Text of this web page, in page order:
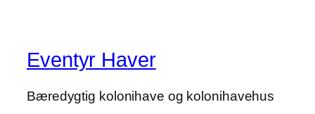
Eventyr Haver
Bæredygtig kolonihave og kolonihavehus